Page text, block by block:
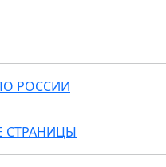
РОССИИ
СТРАНИЦЫ